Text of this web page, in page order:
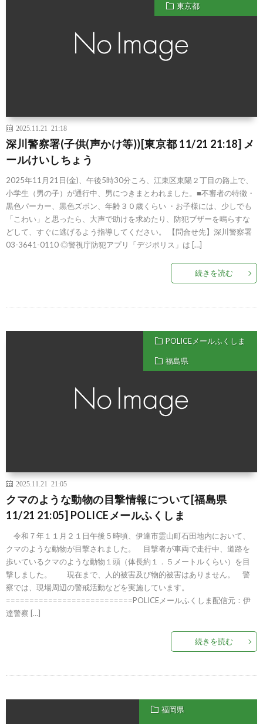
東京都
2025.11.21 21:18
深川警察署(子供(声かけ等))[東京都 11/21 21:18] メ
ールけいしちょう
2025年11月21日(金)、午後5時30分ころ、江東区東陽２丁目の路上で、
小学生（男の子）が通行中、男につきまとわれました。■不審者の特徴・
黒色パーカー、黒色ズボン、年齢３０歳くらい ・お子様には、少しでも
「こわい」と思ったら、大声で助けを求めたり、防犯ブザーを鳴らすな
どして、すぐに逃げるよう指導してください。 【問合せ先】深川警察署
03-3641-0110 ◎警視庁防犯アプリ「デジポリス」は […]
続きを読む
POLICEメールふくしま
福島県
2025.11.21 21:05
クマのような動物の目撃情報について[福島県
11/21 21:05] POLICEメールふくしま
令和７年１１月２１日午後５時頃、伊達市霊山町石田地内において、
クマのような動物が目撃されました。 目撃者が車両で走行中、道路を
歩いているクマのような動物１頭（体長約１．５メートルくらい）を目
撃しました。 現在まで、人的被害及び物的被害はありません。 警
察では、現場周辺の警戒活動などを実施しています。
===========================POLICEメールふくしま配信元：伊
達警察 […]
続きを読む
福岡県